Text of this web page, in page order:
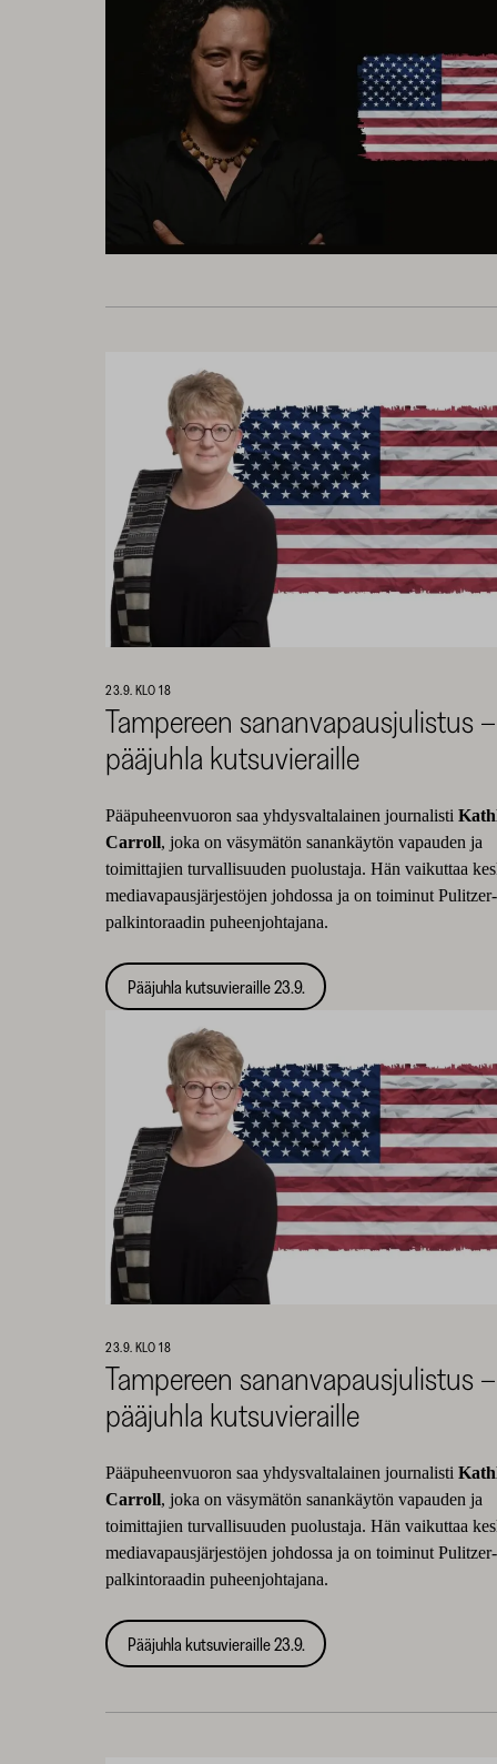
23.9. KLO 18
Tampereen sananvapausjulistus –
pääjuhla kutsuvieraille
Pääpuheenvuoron saa yhdysvaltalainen journalisti
Carroll, joka on väsymätön sanankäytön vapauden ja
toimittajien turvallisuuden puolustaja. Hän vaikuttaa
mediavapausjärjestöjen johdossa ja on toiminut Pulitzer-
palkintoraadin puheenjohtajana.
Pääjuhla kutsuvieraille 23.9.
23.9. KLO 18
Tampereen sananvapausjulistus –
pääjuhla kutsuvieraille
Pääpuheenvuoron saa yhdysvaltalainen journalisti
Carroll, joka on väsymätön sanankäytön vapauden ja
toimittajien turvallisuuden puolustaja. Hän vaikuttaa
mediavapausjärjestöjen johdossa ja on toiminut Pulitzer-
palkintoraadin puheenjohtajana.
Pääjuhla kutsuvieraille 23.9.